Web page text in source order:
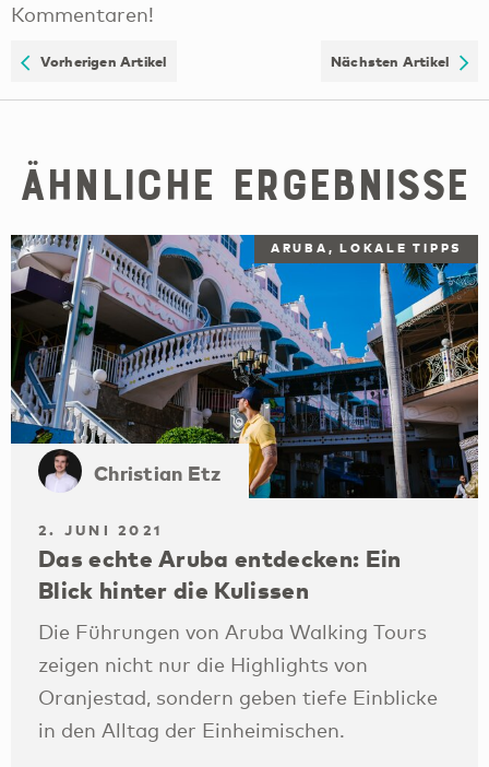
Kommentaren!
Vorherigen Artikel Nächsten Artikel
Ähnliche Ergebnisse
ARUBA, LOKALE TIPPS
Christian Etz
2. JUNI 2021
Das echte Aruba entdecken: Ein
Blick hinter die Kulissen
Die Führungen von Aruba Walking Tours
zeigen nicht nur die Highlights von
Oranjestad, sondern geben tiefe Einblicke
in den Alltag der Einheimischen.